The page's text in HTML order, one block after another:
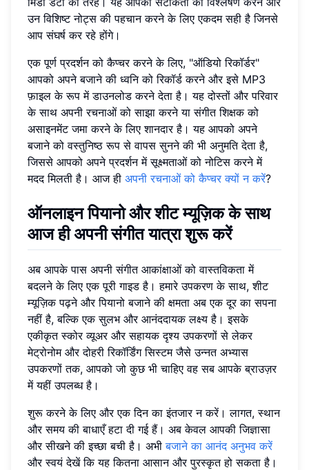
उन विशिष्ट नोट्स की पहचान करने के लिए एकदम सही है जिनसे
आप संघर्ष कर रहे होंगे।
एक पूर्ण प्रदर्शन को कैप्चर करने के लिए, "ऑडियो रिकॉर्डर"
आपको अपने बजाने की ध्वनि को रिकॉर्ड करने और इसे MP3
फ़ाइल के रूप में डाउनलोड करने देता है। यह दोस्तों और परिवार
के साथ अपनी रचनाओं को साझा करने या संगीत शिक्षक को
असाइनमेंट जमा करने के लिए शानदार है। यह आपको अपने
बजाने को वस्तुनिष्ठ रूप से वापस सुनने की भी अनुमति देता है,
जिससे आपको अपने प्रदर्शन में सूक्ष्मताओं को नोटिस करने में
मदद मिलती है। आज ही अपनी रचनाओं को कैप्चर क्यों न करें?
ऑनलाइन पियानो और शीट म्यूज़िक के साथ
आज ही अपनी संगीत यात्रा शुरू करें
अब आपके पास अपनी संगीत आकांक्षाओं को वास्तविकता में
बदलने के लिए एक पूरी गाइड है। हमारे उपकरण के साथ, शीट
म्यूज़िक पढ़ने और पियानो बजाने की क्षमता अब एक दूर का सपना
नहीं है, बल्कि एक सुलभ और आनंददायक लक्ष्य है। इसके
एकीकृत स्कोर व्यूअर और सहायक दृश्य उपकरणों से लेकर
मेट्रोनोम और दोहरी रिकॉर्डिंग सिस्टम जैसे उन्नत अभ्यास
उपकरणों तक, आपको जो कुछ भी चाहिए वह सब आपके ब्राउज़र
में यहीं उपलब्ध है।
शुरू करने के लिए और एक दिन का इंतजार न करें। लागत, स्थान
और समय की बाधाएँ हटा दी गई हैं। अब केवल आपकी जिज्ञासा
और सीखने की इच्छा बची है। अभीबजाने का आनंद अनुभव करें
और स्वयं देखें कि यह कितना आसान और पुरस्कृत हो सकता है।